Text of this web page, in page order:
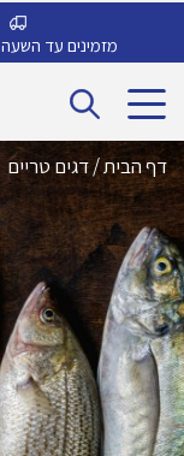
מזמינים עד השעה 10:00 ומקבלים באותו היום.
דלג
לניווט
לדלג
לתוכן
דף הבית/דגים טריים